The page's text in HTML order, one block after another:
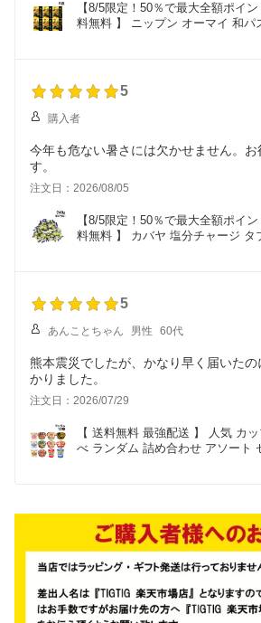
【8/5限定！50％で最大全額ポイ
料無料 】 ニップン オーマイ 和パ
5
購入者
今年も危ない暑さには欠かせません。
す。
注文日：2026/08/05
【8/5限定！50％で最大全額ポイ
料無料 】 カバヤ 塩分チャージ タ
5
あんことちゃん 男性 60代
熊本震災でしたが、かなり早く届いた
かりました。
注文日：2026/07/29
【 送料無料 最強配送 】 人気 カ
べ ランダム 詰め合わせ アソート